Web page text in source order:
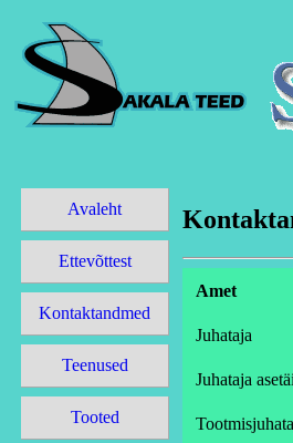
Avaleht
Ettevõttest
Kontaktandmed
Teenused
Tooted
Amet
Juhataja
Juhataja